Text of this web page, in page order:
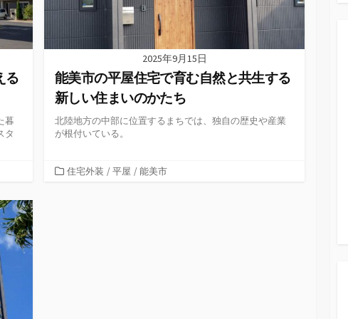
る
暮
タ
2025年9月15日
能美市の平屋住宅で育む自然と共生する
新しい住まいのかたち
北陸地方の中部に位置するまちでは、独自の歴史や産業
が根付いている。
カ住宅外装 / 平屋 / 能美市